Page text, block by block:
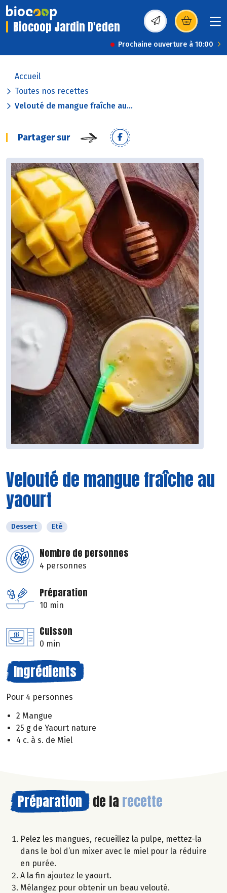
Biocoop Jardin D'eden (s’ouvre dans une
Prochaine ouverture à 10:00
Accueil
Toutes nos recettes
Velouté de mangue fraîche au...
Partager sur
Velouté de mangue fraîche au
yaourt
Dessert Eté
Nombre de personnes
4 personnes
Préparation
10 min
Cuisson
0 min
Ingrédients
Pour 4 personnes
2 Mangue
25 g de Yaourt nature
4 c. à s. de Miel
Préparation de la recette
Pelez les mangues, recueillez la pulpe, mettez-la
dans le bol d’un mixer avec le miel pour la réduire
en purée.
A la fin ajoutez le yaourt.
Mélangez pour obtenir un beau velouté.